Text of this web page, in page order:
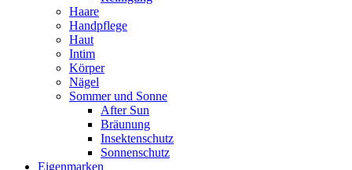
Haare
Handpflege
Haut
Intim
Körper
Nägel
Sommer und Sonne
After Sun
Bräunung
Insektenschutz
Sonnenschutz
Eigenmarken